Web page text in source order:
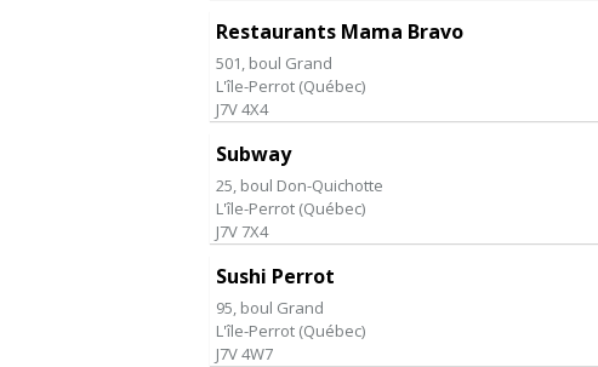
Restaurants Mama Bravo
501, boul Grand
L'île-Perrot (Québec)
J7V 4X4
Subway
25, boul Don-Quichotte
L'île-Perrot (Québec)
J7V 7X4
Sushi Perrot
95, boul Grand
L'île-Perrot (Québec)
J7V 4W7